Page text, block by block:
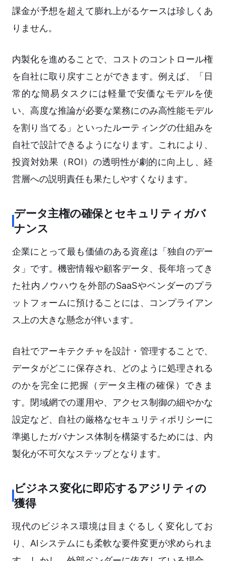
課金が予想を超えて膨れ上がるケースは珍しくあ
りません。
内製化を進めることで、コストのコントロール権
を自社に取り戻すことができます。例えば、「日
常的な簡易タスクには軽量で安価なモデルを使
い、高度な推論が必要な業務にのみ高性能モデル
を割り当てる」といったルーティングの仕組みを
自社で設計できるようになります。これにより、
投資対効果（ROI）の透明性が劇的に向上し、経
営層への説明責任も果たしやすくなります。
データ主権の確保とセキュリティガバ
ナンス
企業にとって最も価値のある資産は「独自のデー
タ」です。機密情報や顧客データ、長年培ってき
た社内ノウハウを外部のSaaSやベンダーのプラ
ットフォームに預けることには、コンプライアン
ス上の大きな懸念が伴います。
自社でアーキテクチャを設計・管理することで、
データがどこに保存され、どのように処理される
のかを完全に把握（データ主権の確保）できま
す。閉域網での運用や、アクセス制御の細やかな
設定など、自社の厳格なセキュリティポリシーに
準拠したガバナンス体制を構築するためには、内
製化が不可欠なステップとなります。
ビジネス変化に即応するアジリティの
獲得
現代のビジネス環境は目まぐるしく変化してお
り、AIシステムにも柔軟な要件変更が求められま